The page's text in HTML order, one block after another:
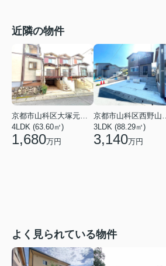
近隣の物件
4LDK (63.60㎡)
1,680万円
3LDK (88.29㎡)
3,140万円
よく見られている物件